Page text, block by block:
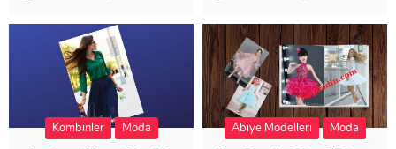
Kombinler Moda Abiye Modelleri Moda